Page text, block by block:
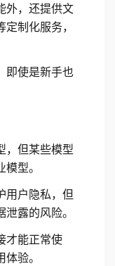
外，还提供文
制化服务，
即使是新手也
，但某些模型
型。
用户隐私，但
露的风险。
才能正常使
验。